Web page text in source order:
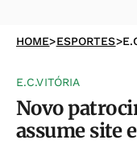
HOME>ESPORTES>
E.C.VITÓRIA
Novo
assume site